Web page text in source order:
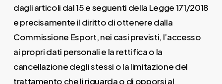
dagli articoli dal 15 e seguenti della Legge 171/2018
e precisamente il diritto di ottenere dalla
Commissione Esport, nei casi previsti, l’accesso
ai propri dati personali e la rettifica o la
cancellazione degli stessi o la limitazione del
trattamento che li riguarda o di opporsi al